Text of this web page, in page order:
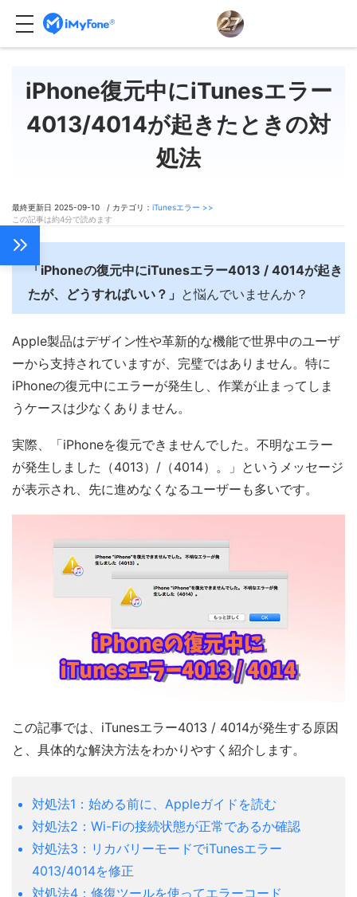
iPhone復元中にiTunesエラー
4013/4014が起きたときの対
処法
最終更新日 2025-09-10 / カテゴリ： iTunesエラー >>
この記事は約4分で読めます
「iPhoneの復元中にiTunesエラー4013 / 4014が起き
たが、どうすればいい？」 と悩んでいませんか？
Apple製品はデザイン性や革新的な機能で世界中のユーザ
ーから支持されていますが、完璧ではありません。特に
iPhoneの復元中にエラーが発生し、作業が止まってしま
うケースは少なくありません。
実際、「iPhoneを復元できませんでした。不明なエラー
が発生しました（4013）/（4014）。」というメッセージ
が表示され、先に進めなくなるユーザーも多いです。
この記事では、iTunesエラー4013 / 4014が発生する原因
と、具体的な解決方法をわかりやすく紹介します。
対処法1：始める前に、Appleガイドを読む
対処法2：Wi-Fiの接続状態が正常であるか確認
対処法3：リカバリーモードでiTunesエラー
4013/4014を修正
対処法4：修復ツールを使ってエラーコード